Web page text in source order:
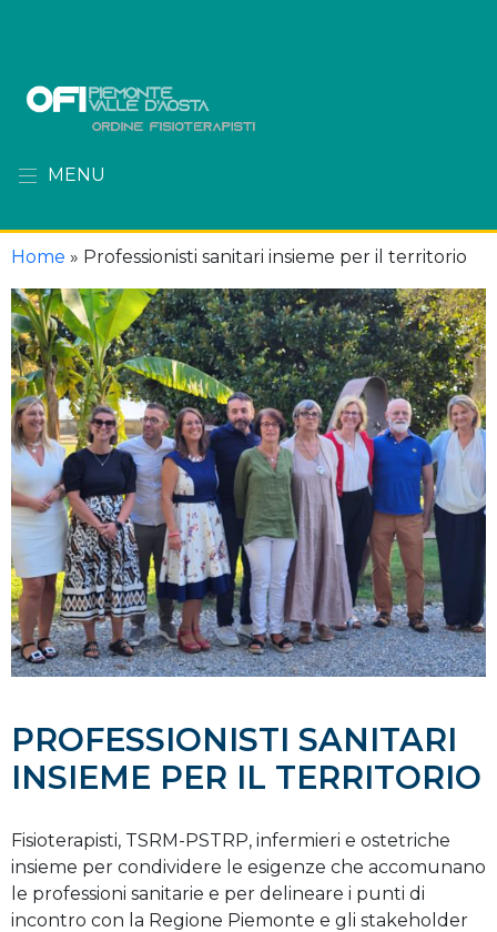
MENU
Home » Professionisti sanitari insieme per il territorio
PROFESSIONISTI SANITARI
INSIEME PER IL TERRITORIO
Fisioterapisti, TSRM-PSTRP, infermieri e ostetriche
insieme per condividere le esigenze che accomunano
le professioni sanitarie e per delineare i punti di
incontro con la Regione Piemonte e gli stakeholder